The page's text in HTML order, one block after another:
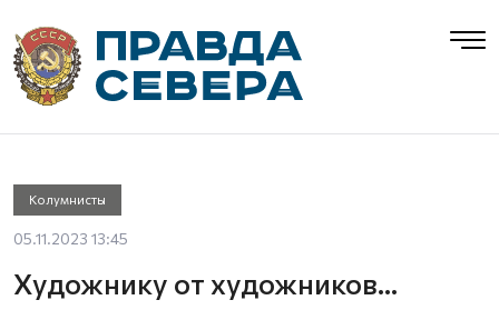
Колумнисты
05.11.2023 13:45
Художнику от художников…